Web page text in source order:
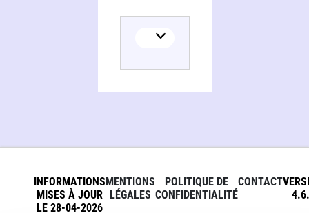
INFORMATIONS
MISES À JOUR
LE 28-04-2026
MENTIONS
LÉGALES
POLITIQUE DE
CONFIDENTIALITÉ
CONTACT